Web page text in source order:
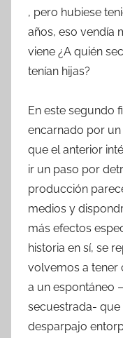
, pero hubiese
años, eso vendía
viene ¿A quién
tenían hijas?
En este segundo
encarnado por
que el anterior
ir un paso por
producción
medios y
más efectos
historia en sí, se
volvemos a tener
a un espontáneo
secuestrada- que
desparpajo